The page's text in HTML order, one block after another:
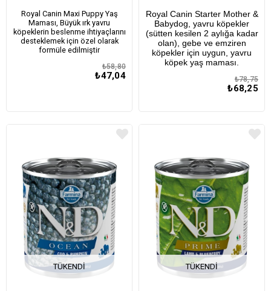
Royal Canin Maxi Puppy Yaş
Maması, Büyük ırk yavru
köpeklerin beslenme ihtiyaçlarını
desteklemek için özel olarak
formüle edilmiştir
₺47,04
₺58,80
Royal Canin Starter Mother &
Babydog, yavru köpekler
(sütten kesilen 2 aylığa kadar
olan), gebe ve emziren
köpekler için uygun, yavru
köpek yaş maması.
₺68,25
₺78,75
TÜKENDI TÜKENDI